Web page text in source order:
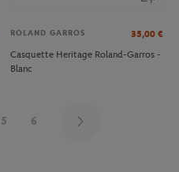
ROLAND GARROS 35,00 €
Casquette Heritage Roland-Garros -
Blanc
5 6